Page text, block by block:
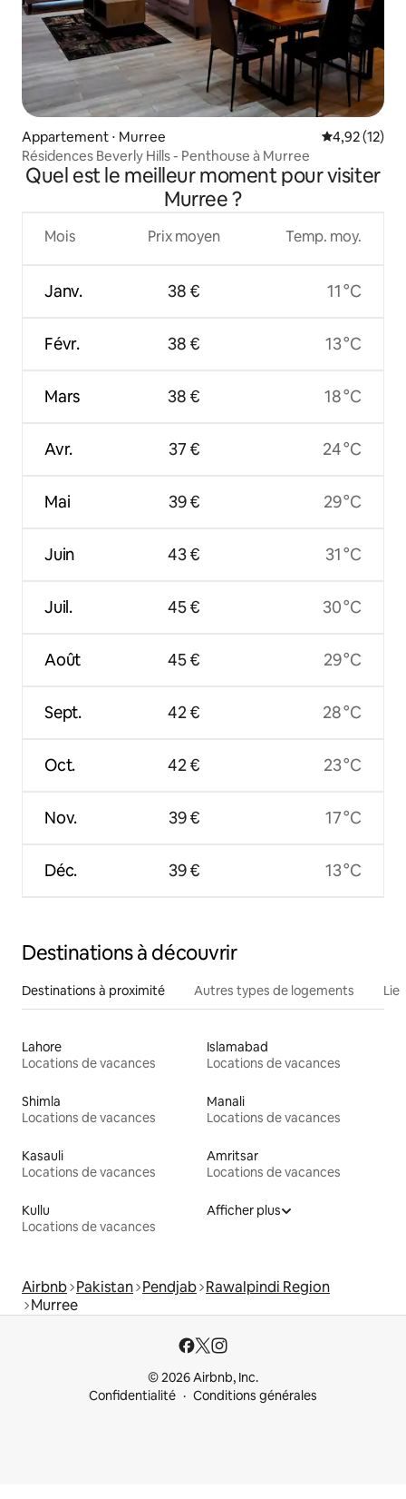
Appartement ⋅ Murree Évaluation
4,92 (12)
Résidences Beverly Hills - Penthouse à Murree
Quel est le meilleur moment pour visiter
Murree ?
Mois
Janv.
Févr.
Mars
Avr.
Mai
Juin
Juil.
Août
Sept.
Oct.
Nov.
Déc.
Prix moyen
38 €
38 €
38 €
37 €
39 €
43 €
45 €
45 €
42 €
42 €
39 €
39 €
Temp. moy.
11 °C
13 °C
18 °C
24 °C
29 °C
31 °C
30 °C
29 °C
28 °C
23 °C
17 °C
13 °C
Destinations à découvrir
Destinations à proximité Autres types de logements
Lahore
Locations de vacances
Islamabad
Locations de vacances
Shimla
Locations de vacances
Manali
Locations de vacances
Kasauli
Locations de vacances
Amritsar
Locations de vacances
Kullu
Locations de vacances
Afficher plus
Airbnb Pakistan Pendjab Rawalpindi Region
Murree
© 2026 Airbnb, Inc.
Confidentialité
Conditions générales